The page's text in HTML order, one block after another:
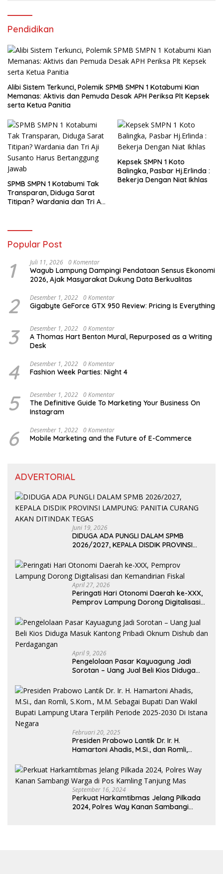
Pendidikan
Alibi Sistem Terkunci, Polemik SPMB SMPN 1 Kotabumi Kian
Memanas: Aktivis dan Pemuda Desak APH Periksa Plt Kepsek
serta Ketua Panitia
SPMB SMPN 1 Kotabumi Tak
Transparan, Diduga Sarat
Titipan? Wardania dan Tri Aji
Kepsek SMPN 1 Koto
Balingka, Pasbar Hj.Erlinda :
Bekerja Dengan Niat Ikhlas
Popular Post
1 Juli 11, 2026 0 Komentar
Wagub Lampung Dampingi Pendataan Sensus Ekonomi
2026, Ajak Masyarakat Dukung Data Berkualitas
2 Desember 1, 2022 0 Komentar
Gigabyte GeForce GTX 950 Review: Pricing Is Everything
3 Desember 1, 2022 0 Komentar
A Thomas Hart Benton Mural, Repurposed as a Writing
Desk
4 Desember 1, 2022 0 Komentar
Fashion Week Parties: Night 4
5 Desember 1, 2022 0 Komentar
The Definitive Guide To Marketing Your Business On
Instagram
6 Desember 1, 2022 0 Komentar
Mobile Marketing and the Future of E-Commerce
ADVERTORIAL
Juni 19, 2026
DIDUGA ADA PUNGLI DALAM SPMB
2026/2027, KEPALA DISDIK PROVINSI
DITINDAK TEGAS
April 27, 2026
Peringati Hari Otonomi Daerah ke-XXX,
Pemprov Lampung Dorong Digitalisasi
April 9, 2026
Pengelolaan Pasar Kayuagung Jadi
Sorotan – Uang Jual Beli Kios Diduga
dan Perdagangan
Februari 20, 2025
Presiden Prabowo Lantik Dr. Ir. H.
Hamartoni Ahadis, M.Si., dan Romli,
Bupati Lampung Utara Terpilih Periode
2025-2030 Di Istana Negara
September 16, 2024
Perkuat Harkamtibmas Jelang Pilkada
2024, Polres Way Kanan Sambangi